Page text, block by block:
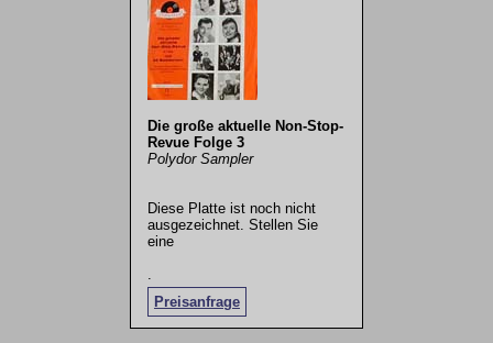
Die große aktuelle Non-Stop-
Revue Folge 3
Polydor Sampler
Diese Platte ist noch nicht
ausgezeichnet. Stellen Sie
eine
Preisanfrage